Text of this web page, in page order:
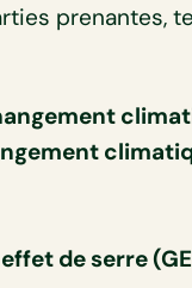
prenantes,
de serre